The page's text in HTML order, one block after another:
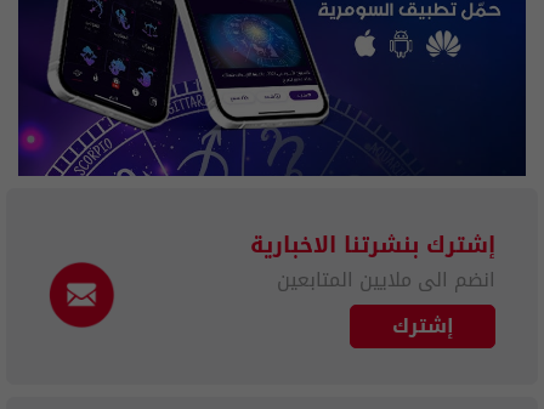
إشترك بنشرتنا الاخبارية
انضم الى ملايين المتابعين
إشترك